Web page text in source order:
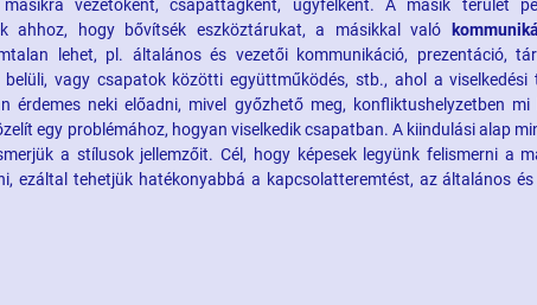
vezetőként, csapattagként, ügyfélként. A másik terület
ahhoz, hogy bővítsék eszköztárukat, a másikkal való
lehet, pl. általános és vezetői kommunikáció, prezentáció,
vagy csapatok közötti együttműködés, stb., ahol a viselkedési
érdemes neki előadni, mivel győzhető meg, konfliktushelyzetben mi
egy problémához, hogyan viselkedik csapatban. A kiindulási alap
a stílusok jellemzőit. Cél, hogy képesek legyünk felismerni a
ezáltal tehetjük hatékonyabbá a kapcsolatteremtést, az általános